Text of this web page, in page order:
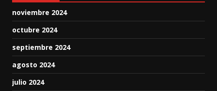
noviembre 2024
octubre 2024
septiembre 2024
agosto 2024
julio 2024